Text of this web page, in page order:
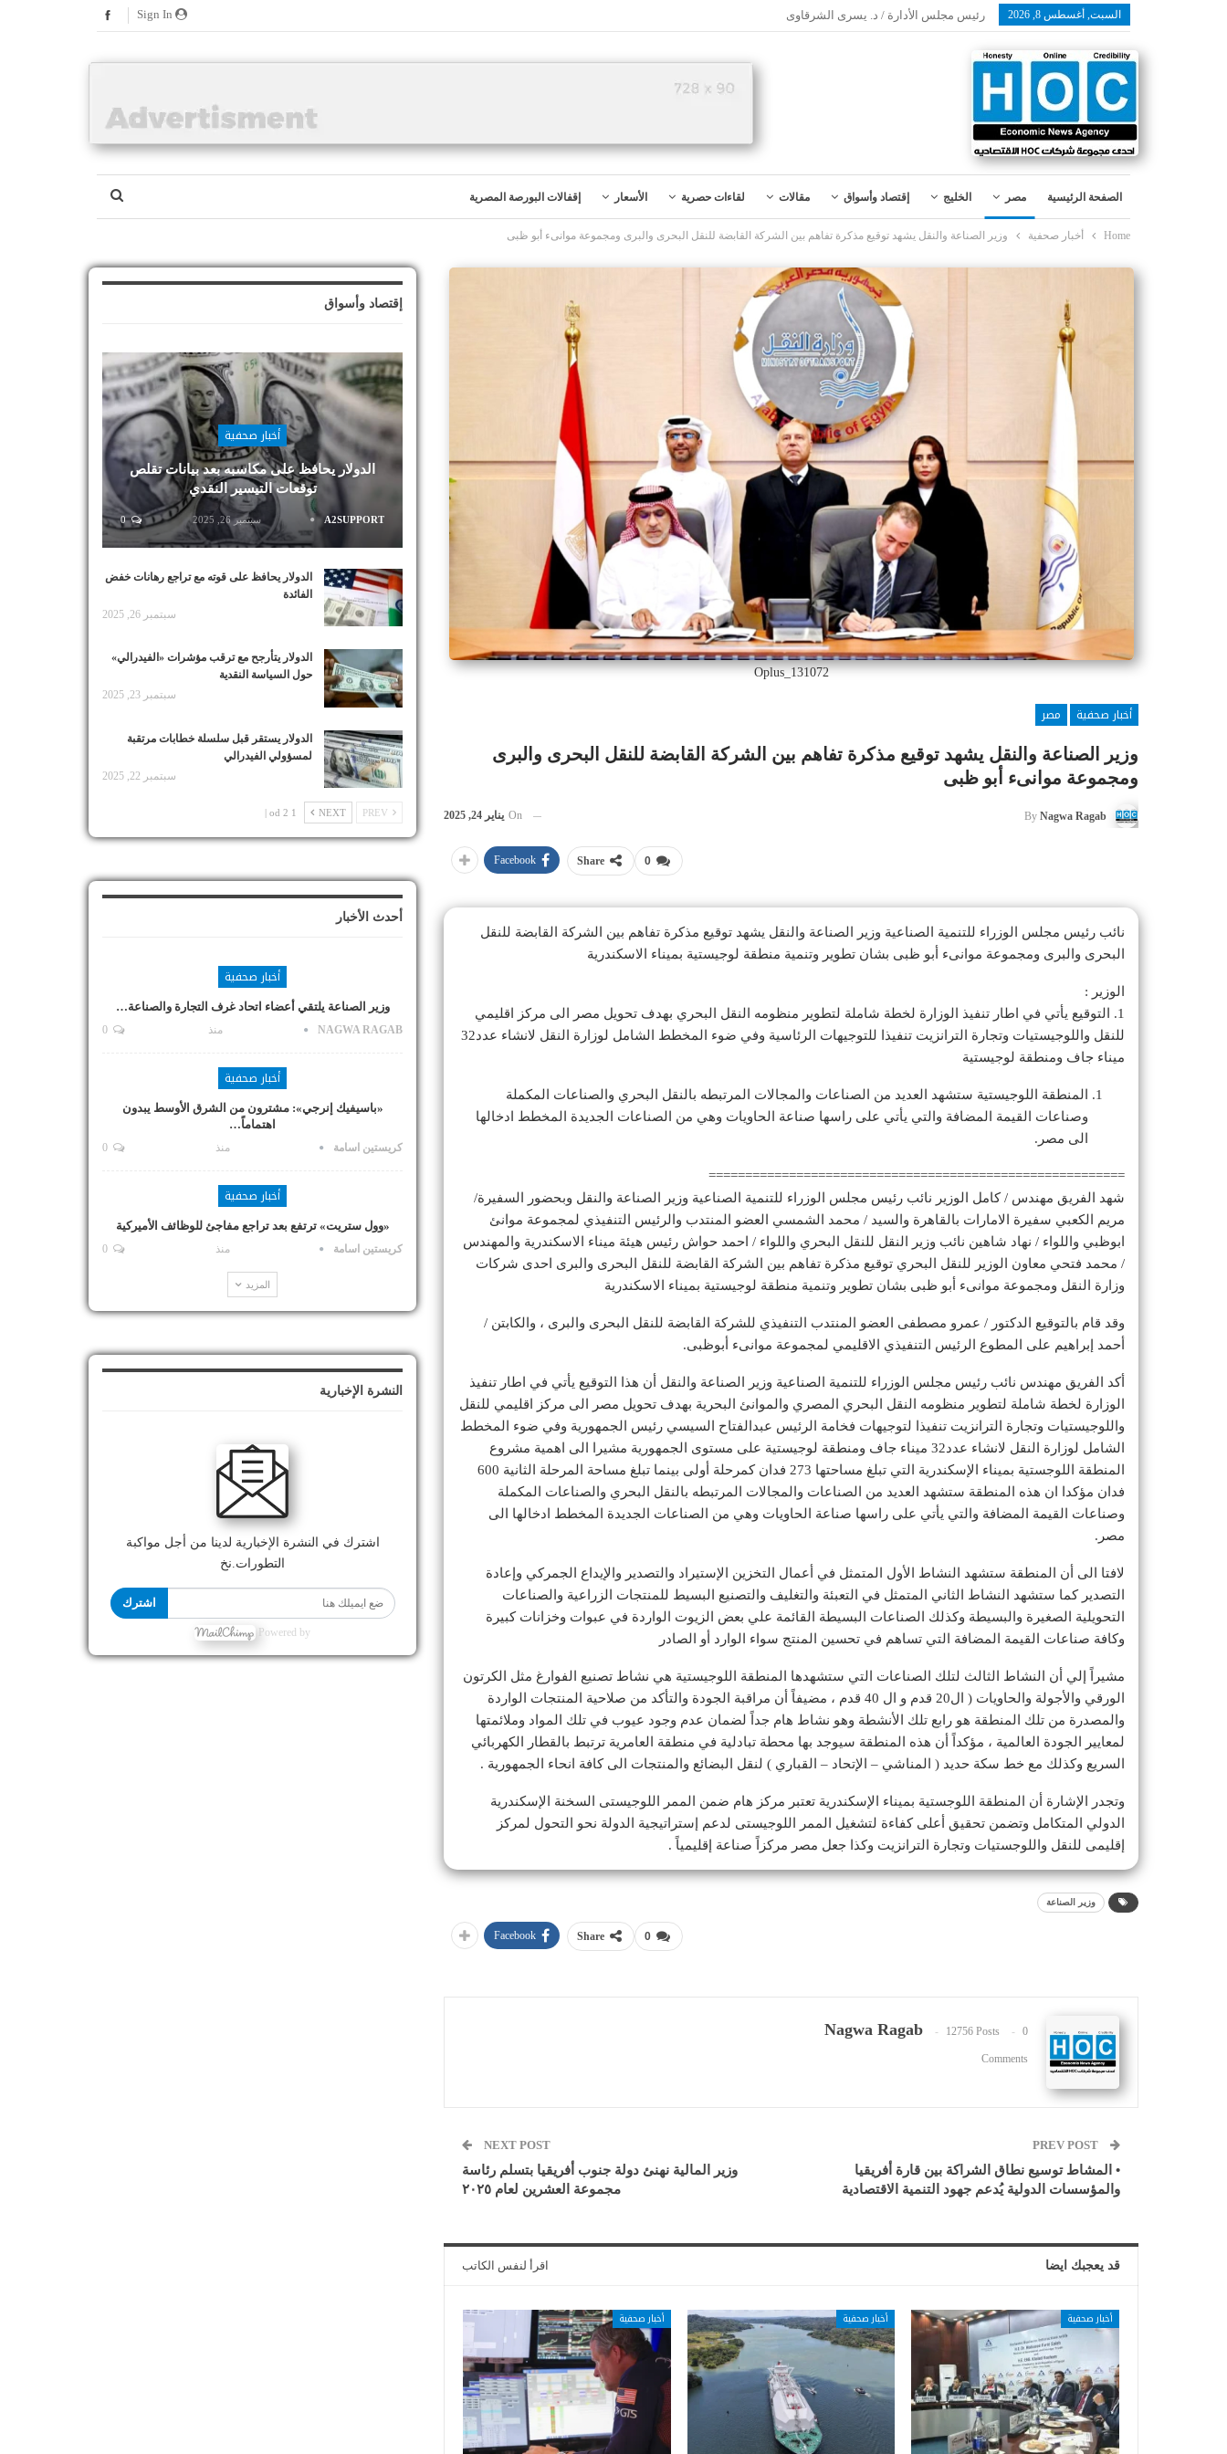
السبت, أغسطس 8, 2026 رئيس مجلس الأدارة / د. يسرى الشرقاوى
الصفحة الرئيسية مصر الخليج إقتصاد وأسواق مقالات لقاءات حصرية الأسعار إقفالات البورصة المصرية
Home أخبار صحفية وزير الصناعة والنقل يشهد توقيع مذكرة تفاهم بين الشركة القابضة للنقل البحرى والبرى ومجموعة موانىء أبو ظبى
Oplus_131072
أخبار صحفية
مصر
وزير الصناعة والنقل يشهد توقيع مذكرة تفاهم بين الشركة القابضة للنقل البحرى والبرى
ومجموعة موانىء أبو ظبى
By Nagwa Ragab
On يناير 24, 2025
0
Share
Facebook
نائب رئيس مجلس الوزراء للتنمية الصناعية وزير الصناعة والنقل يشهد توقيع مذكرة تفاهم بين الشركة القابضة للنقل
البحرى والبرى ومجموعة موانىء أبو ظبى بشان تطوير وتنمية منطقة لوجيستية بميناء الاسكندرية
الوزير :
1. التوقيع يأتي في اطار تنفيذ الوزارة لخطة شاملة لتطوير منظومه النقل البحري بهدف تحويل مصر الى مركز اقليمي
للنقل واللوجيستيات وتجارة الترانزيت تنفيذا للتوجيهات الرئاسية وفي ضوء المخطط الشامل لوزارة النقل لانشاء عدد32
ميناء جاف ومنطقة لوجيستية
المنطقة اللوجيستية ستشهد العديد من الصناعات والمجالات المرتبطه بالنقل البحري والصناعات المكملة
وصناعات القيمة المضافة والتي يأتي على راسها صناعة الحاويات وهي من الصناعات الجديدة المخطط ادخالها
الى مصر.
=========================================================
شهد الفريق مهندس / كامل الوزير نائب رئيس مجلس الوزراء للتنمية الصناعية وزير الصناعة والنقل وبحضور السفيرة/
مريم الكعبي سفيرة الامارات بالقاهرة والسيد / محمد الشمسي العضو المنتدب والرئيس التنفيذي لمجموعة موانئ
ابوظبي واللواء / نهاد شاهين نائب وزير النقل للنقل البحري واللواء / احمد حواش رئيس هيئة ميناء الاسكندرية والمهندس
/ محمد فتحي معاون الوزير للنقل البحري توقيع مذكرة تفاهم بين الشركة القابضة للنقل البحرى والبرى احدى شركات
وزارة النقل ومجموعة موانىء أبو ظبى بشان تطوير وتنمية منطقة لوجيستية بميناء الاسكندرية
وقد قام بالتوقيع الدكتور / عمرو مصطفى العضو المنتدب التنفيذي للشركة القابضة للنقل البحرى والبرى ، والكابتن /
أحمد إبراهيم على المطوع الرئيس التنفيذي الاقليمي لمجموعة موانىء أبوظبى.
أكد الفريق مهندس نائب رئيس مجلس الوزراء للتنمية الصناعية وزير الصناعة والنقل أن هذا التوقيع يأتي في اطار تنفيذ
الوزارة لخطة شاملة لتطوير منظومه النقل البحري المصري والموانئ البحرية بهدف تحويل مصر الى مركز اقليمي للنقل
واللوجيستيات وتجارة الترانزيت تنفيذا لتوجيهات فخامة الرئيس عبدالفتاح السيسي رئيس الجمهورية وفي ضوء المخطط
الشامل لوزارة النقل لانشاء عدد32 ميناء جاف ومنطقة لوجيستية على مستوى الجمهورية مشيرا الى اهمية مشروع
المنطقة اللوجستية بميناء الإسكندرية التي تبلغ مساحتها 273 فدان كمرحلة أولى بينما تبلغ مساحة المرحلة الثانية 600
فدان مؤكدا ان هذه المنطقة ستشهد العديد من الصناعات والمجالات المرتبطه بالنقل البحري والصناعات المكملة
وصناعات القيمة المضافة والتي يأتي على راسها صناعة الحاويات وهي من الصناعات الجديدة المخطط ادخالها الى
مصر.
لافتا الى أن المنطقة ستشهد النشاط الأول المتمثل في أعمال التخزين الإستيراد والتصدير والإيداع الجمركي وإعادة
التصدير كما ستشهد النشاط الثاني المتمثل في التعبئة والتغليف والتصنيع البسيط للمنتجات الزراعية والصناعات
التحويلية الصغيرة والبسيطة وكذلك الصناعات البسيطة القائمة علي بعض الزيوت الواردة في عبوات وخزانات كبيرة
وكافة صناعات القيمة المضافة التي تساهم في تحسين المنتج سواء الوارد أو الصادر
مشيراً إلي أن النشاط الثالث لتلك الصناعات التي ستشهدها المنطقة اللوجيستية هي نشاط تصنيع الفوارغ مثل الكرتون
الورقي والأجولة والحاويات ( ال20 قدم و ال 40 قدم ، مضيفاً أن مراقبة الجودة والتأكد من صلاحية المنتجات الواردة
والمصدرة من تلك المنطقة هو رابع تلك الأنشطة وهو نشاط هام جداً لضمان عدم وجود عيوب في تلك المواد وملائمتها
لمعايير الجودة العالمية ، مؤكداً أن هذه المنطقة سيوجد بها محطة تبادلية في منطقة العامرية ترتبط بالقطار الكهربائي
السريع وكذلك مع خط سكة حديد ( المناشي – الإتحاد – القباري ) لنقل البضائع والمنتجات الى كافة انحاء الجمهورية .
وتجدر الإشارة أن المنطقة اللوجستية بميناء الإسكندرية تعتبر مركز هام ضمن الممر اللوجيستى السخنة الإسكندرية
الدولي المتكامل وتضمن تحقيق أعلى كفاءة لتشغيل الممر اللوجيستى لدعم إستراتيجية الدولة نحو التحول لمركز
إقليمى للنقل واللوجستيات وتجارة الترانزيت وكذا جعل مصر مركزاً صناعة إقليمياً .
وزير الصناعة
0
Share
Facebook
Nagwa Ragab 12756 Posts 0
Comments
• المشاط توسيع نطاق الشراكة بين قارة أفريقيا
والمؤسسات الدولية يُدعم جهود التنمية الاقتصادية
NEXT POST
وزير المالية نهنئ دولة جنوب أفريقيا بتسلم رئاسة
مجموعة العشرين لعام ٢٠٢٥
قد يعجبك ايضا اقرأ لنفس الكاتب
أخبار صحفية أخبار صحفية أخبار صحفية
إقتصاد وأسواق
أخبار صحفية
الدولار يحافظ على مكاسبه بعد بيانات تقلص
توقعات التيسير النقدي
A2SUPPORT سبتمبر 26, 2025 0
الدولار يحافظ على قوته مع تراجع رهانات خفض
الفائدة
سبتمبر 26, 2025
الدولار يتأرجح مع ترقب مؤشرات «الفيدرالي»
حول السياسة النقدية
سبتمبر 23, 2025
الدولار يستقر قبل سلسلة خطابات مرتقبة
لمسؤولي الفيدرالي
سبتمبر 22, 2025
NEXT
1 od 2 |
أحدث الأخبار
أخبار صحفية
وزير الصناعة يلتقي أعضاء اتحاد غرف التجارة والصناعة…
NAGWA RAGAB منذ
أخبار صحفية
«باسيفيك إنرجي»: مشترون من الشرق الأوسط يبدون
اهتماماً…
كريستين اسامة منذ
أخبار صحفية
«وول ستريت» ترتفع بعد تراجع مفاجئ للوظائف الأميركية
كريستين اسامة منذ
المزيد
النشرة الإخبارية
اشترك في النشرة الإخبارية لدينا من أجل مواكبة
التطورات.نخ
اشترك
Powered by